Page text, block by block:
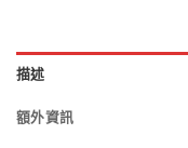
描述
額外資訊